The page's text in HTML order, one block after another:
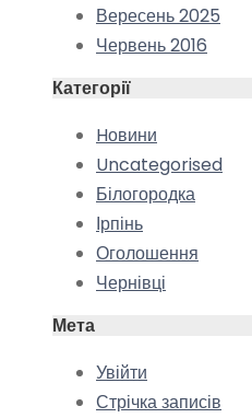
Вересень 2025
Червень 2016
Категорії
Hовини
Uncategorised
Білогородка
Ірпінь
Оголошення
Чернівці
Мета
Увійти
Стрічка записів